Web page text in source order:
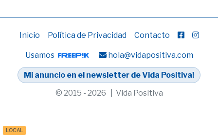
Inicio Política de Privacidad Contacto
Usamos hola@vidapositiva.com
Mi anuncio en el newsletter de Vida Positiva!
© 2015 - 2026 | Vida Positiva
LOCAL